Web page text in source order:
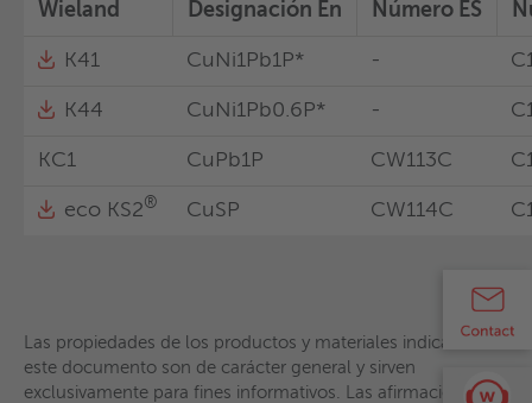
Wieland Designación En Número ES
K41 CuNi1Pb1P* -
K44 CuNi1Pb0.6P* -
KC1 CuPb1P CW113C
eco KS2® CuSP CW114C
Las propiedades de los productos y materiales indicadas en
este documento son de carácter general y sirven
exclusivamente para fines informativos. Las afirmaciones
Refractory metals
ecoline connect
K30 Cu-OF CW008A